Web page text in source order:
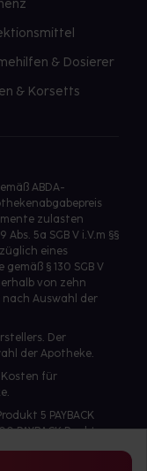
& Dosierer
& Korsetts
ABDA-
zulasten
5a SGB V i.V.m §§
eines
§ 130 SGB V
von zehn
Auswahl der
Der
der Apotheke.
Kosten für
5 PAYBACK
PAYBACK Punkte